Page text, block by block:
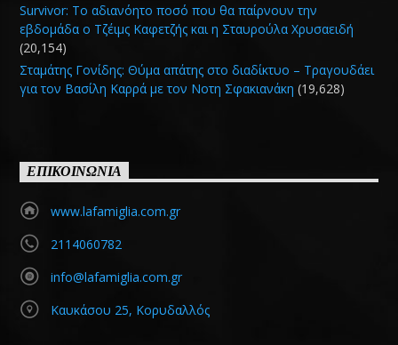
Survivor: Το αδιανόητο ποσό που θα παίρνουν την
εβδομάδα ο Τζέιμς Καφετζής και η Σταυρούλα Χρυσαειδή
(20,154)
Σταμάτης Γονίδης: Θύμα απάτης στο διαδίκτυο – Τραγουδάει
για τον Βασίλη Καρρά με τον Νοτη Σφακιανάκη (19,628)
ΕΠΙΚΟΙΝΩΝΙΑ
www.lafamiglia.com.gr
2114060782
info@lafamiglia.com.gr
Καυκάσου 25, Κορυδαλλός